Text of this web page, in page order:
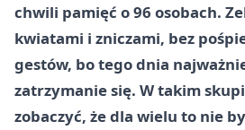
chwili pamięć o 96 osobach.
kwiatami i zniczami, bez
gestów, bo tego dnia
zatrzymanie się. W takim
zobaczyć, że dla wielu to nie